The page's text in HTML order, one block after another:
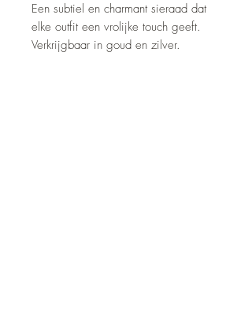
Een subtiel en charmant sieraad dat
elke outfit een vrolijke touch geeft.
Verkrijgbaar in goud en zilver.